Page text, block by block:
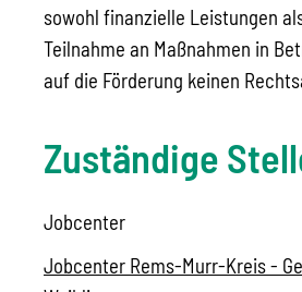
sowohl finanzielle Leistungen
Teilnahme an Maßnahmen in
auf die Förderung keinen
Zuständige
Jobcenter
Jobcenter Rems-Murr-Kreis -